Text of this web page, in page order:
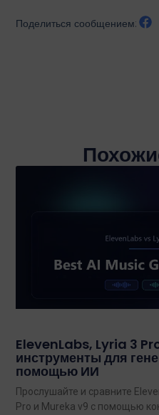
Поделиться сообщением:
ElevenLabs, Lyria 3
инструменты для
помощью ИИ
Прослушайте и сравните
Pro и Mureka v9 с помощью